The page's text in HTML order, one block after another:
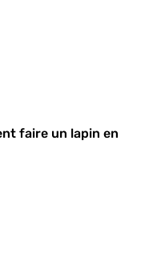
faire un lapin en